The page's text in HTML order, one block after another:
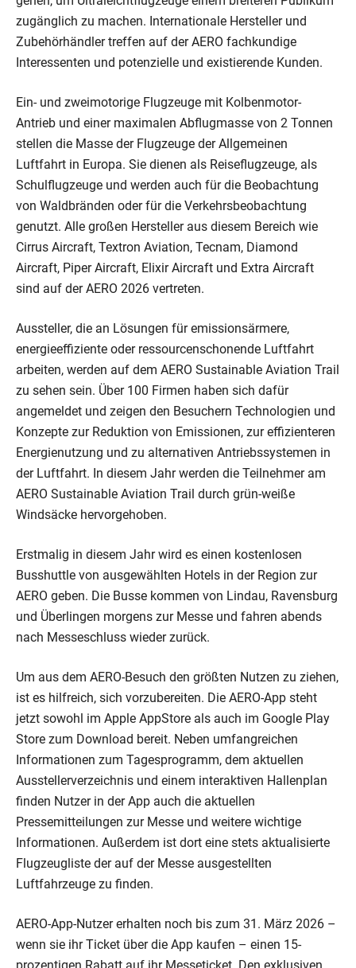
zugänglich zu machen. Internationale Hersteller und
Zubehörhändler treffen auf der AERO fachkundige
Interessenten und potenzielle und existierende Kunden.
Ein- und zweimotorige Flugzeuge mit Kolbenmotor-
Antrieb und einer maximalen Abflugmasse von 2 Tonnen
stellen die Masse der Flugzeuge der Allgemeinen
Luftfahrt in Europa. Sie dienen als Reiseflugzeuge, als
Schulflugzeuge und werden auch für die Beobachtung
von Waldbränden oder für die Verkehrsbeobachtung
genutzt. Alle großen Hersteller aus diesem Bereich wie
Cirrus Aircraft, Textron Aviation, Tecnam, Diamond
Aircraft, Piper Aircraft, Elixir Aircraft und Extra Aircraft
sind auf der AERO 2026 vertreten.
Aussteller, die an Lösungen für emissionsärmere,
energieeffiziente oder ressourcenschonende Luftfahrt
arbeiten, werden auf dem AERO Sustainable Aviation Trail
zu sehen sein. Über 100 Firmen haben sich dafür
angemeldet und zeigen den Besuchern Technologien und
Konzepte zur Reduktion von Emissionen, zur effizienteren
Energienutzung und zu alternativen Antriebssystemen in
der Luftfahrt. In diesem Jahr werden die Teilnehmer am
AERO Sustainable Aviation Trail durch grün-weiße
Windsäcke hervorgehoben.
Erstmalig in diesem Jahr wird es einen kostenlosen
Busshuttle von ausgewählten Hotels in der Region zur
AERO geben. Die Busse kommen von Lindau, Ravensburg
und Überlingen morgens zur Messe und fahren abends
nach Messeschluss wieder zurück.
Um aus dem AERO-Besuch den größten Nutzen zu ziehen,
ist es hilfreich, sich vorzubereiten. Die AERO-App steht
jetzt sowohl im Apple AppStore als auch im Google Play
Store zum Download bereit. Neben umfangreichen
Informationen zum Tagesprogramm, dem aktuellen
Ausstellerverzeichnis und einem interaktiven Hallenplan
finden Nutzer in der App auch die aktuellen
Pressemitteilungen zur Messe und weitere wichtige
Informationen. Außerdem ist dort eine stets aktualisierte
Flugzeugliste der auf der Messe ausgestellten
Luftfahrzeuge zu finden.
AERO-App-Nutzer erhalten noch bis zum 31. März 2026 –
wenn sie ihr Ticket über die App kaufen – einen 15-